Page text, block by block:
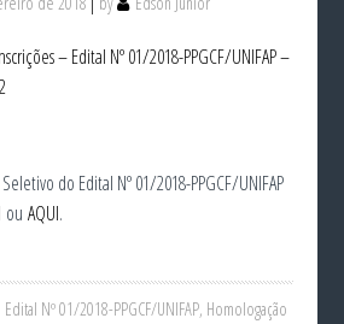
– Edital Nº 01/2018-PPGCF/UNIFAP –
do Edital Nº 01/2018-PPGCF/UNIFAP
ouAQUI.
Edital Nº 01/2018-PPGCF/UNIFAP, Homologação